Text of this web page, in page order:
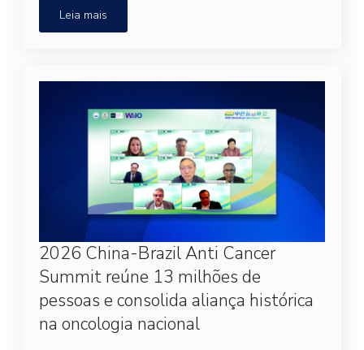
Leia mais
2026 China-Brazil Anti Cancer
Summit reúne 13 milhões de
pessoas e consolida aliança histórica
na oncologia nacional